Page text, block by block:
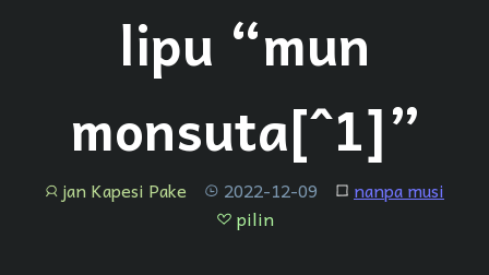
lipu “mun
monsuta[^1]”
jan jan Kapesi Pake tenpo 2022-12-09 lipu nanpa musi
pilin pilin